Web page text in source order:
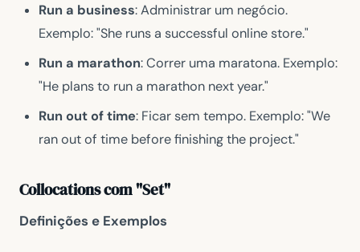
Run a business: Administrar um negócio.
Exemplo: "She runs a successful online store."
Run a marathon: Correr uma maratona. Exemplo:
"He plans to run a marathon next year."
Run out of time: Ficar sem tempo. Exemplo: "We
ran out of time before finishing the project."
Collocations com "Set"
Definições e Exemplos